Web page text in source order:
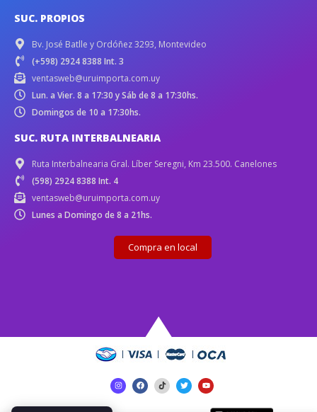
SUC. PROPIOS
Bv. José Batlle y Ordóñez 3293, Montevideo
(+598) 2924 8388 Int. 3
ventasweb@uruimporta.com.uy
Lun. a Vier. 8 a 17:30 y Sáb de 8 a 17:30hs.
Domingos de 10 a 17:30hs.
SUC. RUTA INTERBALNEARIA
Ruta Interbalnearia Gral. Líber Seregni, Km 23.500. Canelones
(598) 2924 8388 Int. 4
ventasweb@uruimporta.com.uy
Lunes a Domingo de 8 a 21hs.
Compra en local